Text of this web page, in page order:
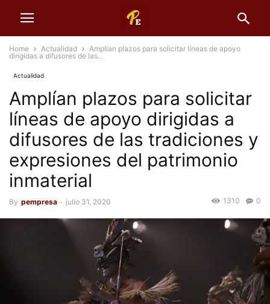
Home Actualidad
Amplían plazos para solicitar líneas de apoyo
dirigidas a difusores de las...
Actualidad
Amplían plazos para solicitar
líneas de apoyo dirigidas a
difusores de las tradiciones y
expresiones del patrimonio
inmaterial
By pempresa - julio 31, 2020 0
1310